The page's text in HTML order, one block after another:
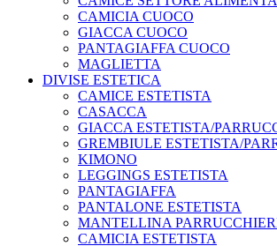
CAMICIA CUOCO
GIACCA CUOCO
PANTAGIAFFA CUOCO
MAGLIETTA
DIVISE ESTETICA
CAMICE ESTETISTA
CASACCA
GIACCA ESTETISTA/
GREMBIULE ESTETISTA/
KIMONO
LEGGINGS ESTETISTA
PANTAGIAFFA
PANTALONE ESTETISTA
MANTELLINA
CAMICIA ESTETISTA